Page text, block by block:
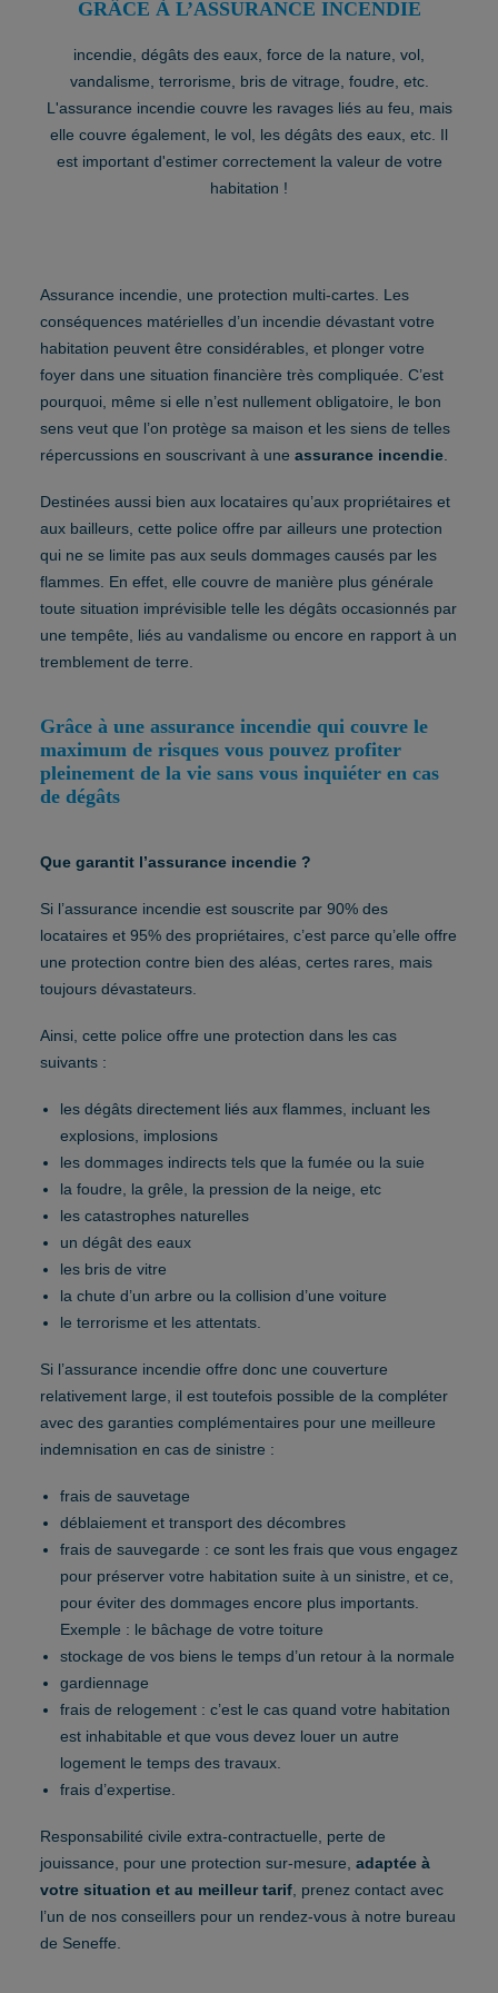
GRÂCE À L’ASSURANCE INCENDIE
incendie, dégâts des eaux, force de la nature, vol,
vandalisme, terrorisme, bris de vitrage, foudre, etc.
L'assurance incendie couvre les ravages liés au feu, mais
elle couvre également, le vol, les dégâts des eaux, etc. Il
est important d'estimer correctement la valeur de votre
habitation !
Assurance incendie, une protection multi-cartes. Les
conséquences matérielles d’un incendie dévastant votre
habitation peuvent être considérables, et plonger votre
foyer dans une situation financière très compliquée. C’est
pourquoi, même si elle n’est nullement obligatoire, le bon
sens veut que l’on protège sa maison et les siens de telles
répercussions en souscrivant à une assurance incendie
Destinées aussi bien aux locataires qu’aux propriétaires et
aux bailleurs, cette police offre par ailleurs une protection
qui ne se limite pas aux seuls dommages causés par les
flammes. En effet, elle couvre de manière plus générale
toute situation imprévisible telle les dégâts occasionnés par
une tempête, liés au vandalisme ou encore en rapport à un
tremblement de terre.
Grâce à une assurance incendie qui couvre le
maximum de risques vous pouvez profiter
pleinement de la vie sans vous inquiéter en cas
de dégâts
Que garantit l’assurance incendie ?
Si l’assurance incendie est souscrite par 90% des
locataires et 95% des propriétaires, c’est parce qu’elle offre
une protection contre bien des aléas, certes rares, mais
toujours dévastateurs.
Ainsi, cette police offre une protection dans les cas
suivants :
les dégâts directement liés aux flammes, incluant les
explosions, implosions
les dommages indirects tels que la fumée ou la suie
la foudre, la grêle, la pression de la neige, etc
les catastrophes naturelles
un dégât des eaux
les bris de vitre
la chute d’un arbre ou la collision d’une voiture
le terrorisme et les attentats.
Si l’assurance incendie offre donc une couverture
relativement large, il est toutefois possible de la compléter
avec des garanties complémentaires pour une meilleure
indemnisation en cas de sinistre :
frais de sauvetage
déblaiement et transport des décombres
frais de sauvegarde : ce sont les frais que vous engagez
pour préserver votre habitation suite à un sinistre, et ce,
pour éviter des dommages encore plus importants.
Exemple : le bâchage de votre toiture
stockage de vos biens le temps d’un retour à la normale
gardiennage
frais de relogement : c’est le cas quand votre habitation
est inhabitable et que vous devez louer un autre
logement le temps des travaux.
frais d’expertise.
Responsabilité civile extra-contractuelle, perte de
jouissance, pour une protection sur-mesure, adaptée à
votre situation et au meilleur tarif , prenez contact avec
l’un de nos conseillers pour un rendez-vous à notre bureau
de Seneffe.